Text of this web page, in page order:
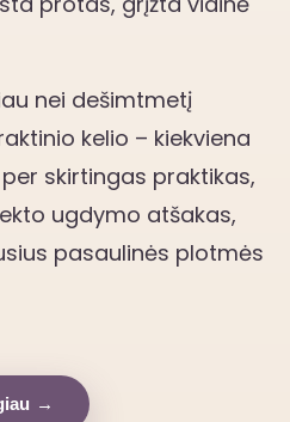
nei dešimtmetį
kelio – kiekviena
skirtingas praktikas,
ugdymo atšakas,
pasaulinės plotmės
→